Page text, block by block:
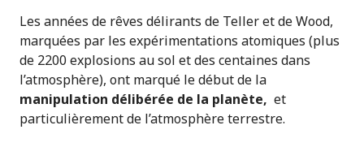
Les années de rêves délirants de Teller et de Wood,
marquées par les expérimentations atomiques (plus
de 2200 explosions au sol et des centaines dans
l’atmosphère), ont marqué le début de la
manipulation délibérée de la planète, et
particulièrement de l’atmosphère terrestre.